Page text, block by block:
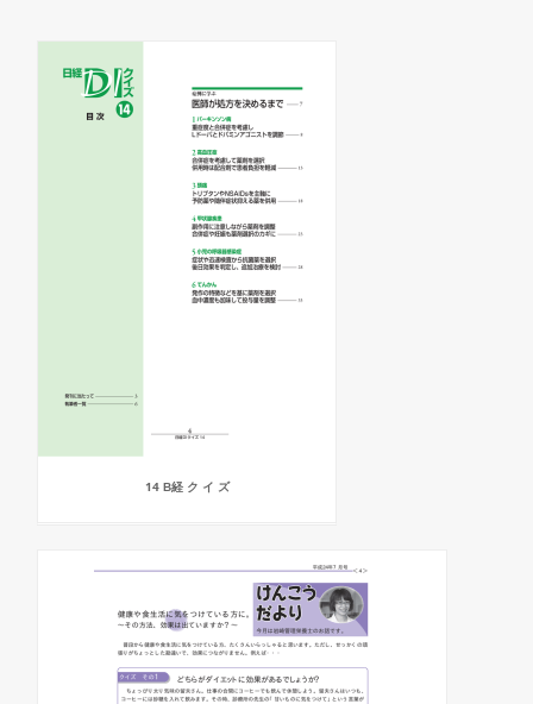
14 В経 ク イ ズ